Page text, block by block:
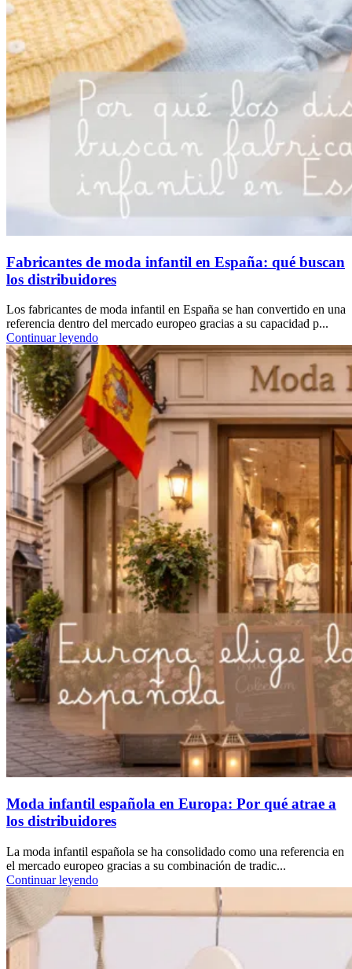
Fabricantes de moda infantil en España: qué buscan
los distribuidores
Los fabricantes de moda infantil en España se han convertido en una
referencia dentro del mercado europeo gracias a su capacidad p...
Continuar leyendo
Moda infantil española en Europa: Por qué atrae a
los distribuidores
La moda infantil española se ha consolidado como una referencia en
el mercado europeo gracias a su combinación de tradic...
Continuar leyendo